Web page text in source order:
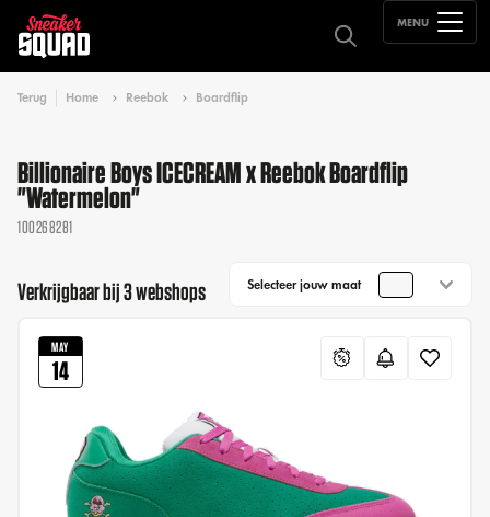
MENU
Terug Home Reebok Boardflip
Billionaire Boys ICECREAM x Reebok Boardflip
"Watermelon"
100268281
Verkrijgbaar bij 3 webshops Selecteer jouw maat
MAY
14